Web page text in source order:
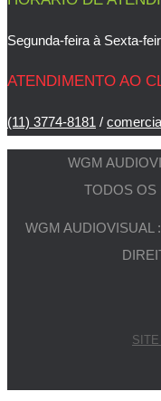
Segunda-feira à Sexta-
ATENDIMENTO AO
(11) 3774-8181 /
WGM
TODOS OS
WGM AUDIOVISUAL